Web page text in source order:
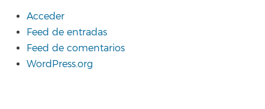
Acceder
Feed de entradas
Feed de comentarios
WordPress.org